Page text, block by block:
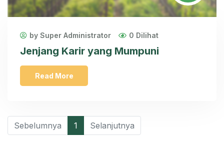
by Super Administrator 0 Dilihat
Jenjang Karir yang Mumpuni
Read More
Sebelumnya 1 Selanjutnya